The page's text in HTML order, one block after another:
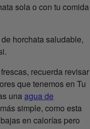
sola o con tu comida
horchata saludable,
recuerda revisar
que tenemos en Tu
unaagua de
simple, como esta
bajas en calorías pero